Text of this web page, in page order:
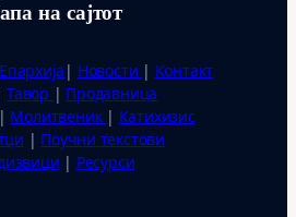
на сајтот
Епархија | Новости | Контакт
Тавор | Продавница
| Молитвеник | Катихизис
| Поучни текстови
| Ресурси